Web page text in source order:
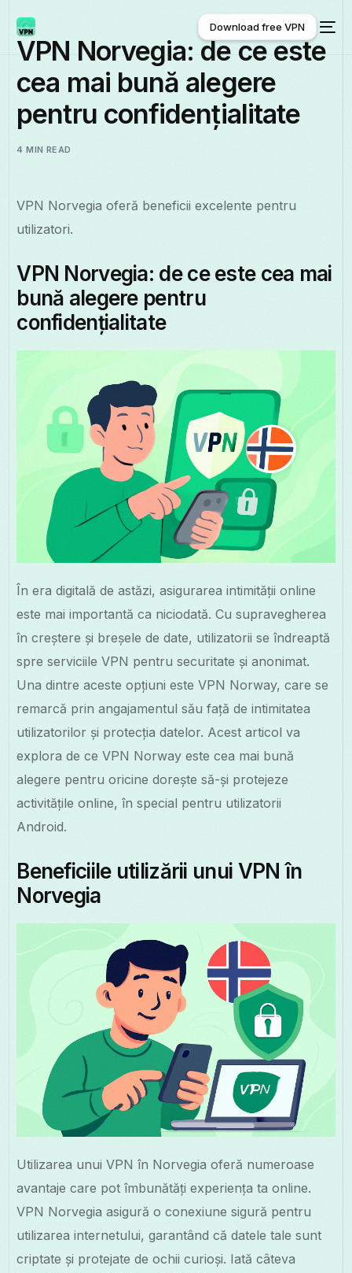
Română
Download free VPN
Download free VPN
VPN Norvegia: de ce este
cea mai bună alegere
pentru confidențialitate
4 MIN READ
VPN Norvegia oferă beneficii excelente pentru
utilizatori.
VPN Norvegia: de ce este cea mai
bună alegere pentru
confidențialitate
În era digitală de astăzi, asigurarea intimității online
este mai importantă ca niciodată. Cu supravegherea
în creștere și breșele de date, utilizatorii se îndreaptă
spre serviciile VPN pentru securitate și anonimat.
Una dintre aceste opțiuni este VPN Norway, care se
remarcă prin angajamentul său față de intimitatea
utilizatorilor și protecția datelor. Acest articol va
explora de ce VPN Norway este cea mai bună
alegere pentru oricine dorește să-și protejeze
activitățile online, în special pentru utilizatorii
Android.
Beneficiile utilizării unui VPN în
Norvegia
Utilizarea unui VPN în Norvegia oferă numeroase
avantaje care pot îmbunătăți experiența ta online.
VPN Norvegia asigură o conexiune sigură pentru
utilizarea internetului, garantând că datele tale sunt
criptate și protejate de ochii curioși. Iată câteva